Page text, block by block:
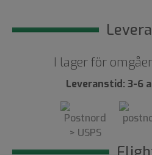
I lager för
Leveranstid: 3-6